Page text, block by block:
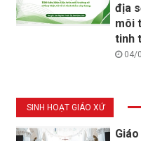
địa
môi
tinh
04/
SINH HOẠT GIÁO XỨ